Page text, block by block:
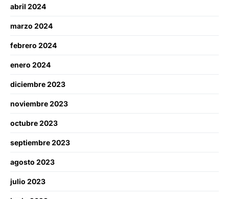
abril 2024
marzo 2024
febrero 2024
enero 2024
diciembre 2023
noviembre 2023
octubre 2023
septiembre 2023
agosto 2023
julio 2023